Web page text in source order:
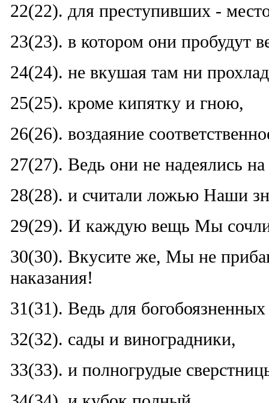
22(22). для преступивших -
23(23). в котором они пробудут
24(24). не вкушая там ни
25(25). кроме кипятку и гною,
26(26). воздаяние
27(27). Ведь они не надеялись на
28(28). и считали ложью Наши
29(29). И каждую вещь Мы
30(30). Вкусите же, Мы не
наказания!
31(31). Ведь для богобоязненных
32(32). сады и виноградники,
33(33). и полногрудые